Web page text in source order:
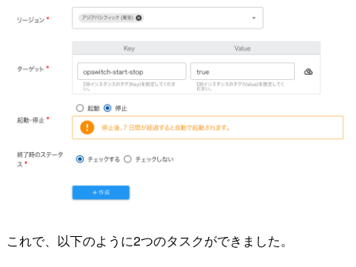
これで、以下のように2つのタスクができました。